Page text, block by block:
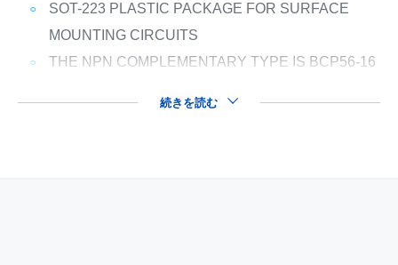
SOT-223 PLASTIC PACKAGE FOR SURFACE
MOUNTING CIRCUITS
THE NPN COMPLEMENTARY TYPE IS BCP56-16
続きを読む